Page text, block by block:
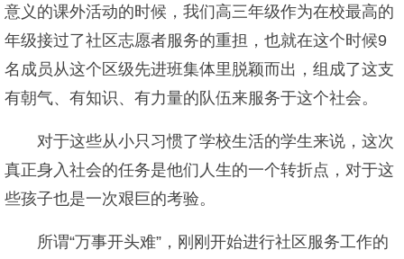
意义的课外活动的时候，我们高三年级作为在校最高的
年级接过了社区志愿者服务的重担，也就在这个时候9
名成员从这个区级先进班集体里脱颖而出，组成了这支
有朝气、有知识、有力量的队伍来服务于这个社会。
对于这些从小只习惯了学校生活的学生来说，这次
真正身入社会的任务是他们人生的一个转折点，对于这
些孩子也是一次艰巨的考验。
所谓“万事开头难”，刚刚开始进行社区服务工作的